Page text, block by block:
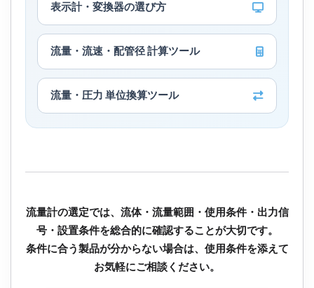
表示計・変換器の選び方
流量・流速・配管径 計算ツール
流量・圧力 単位換算ツール
流量計の選定では、流体・流量範囲・使用条件・出力信
号・設置条件を総合的に確認することが大切です。
条件に合う製品が分からない場合は、使用条件を添えて
お気軽にご相談ください。